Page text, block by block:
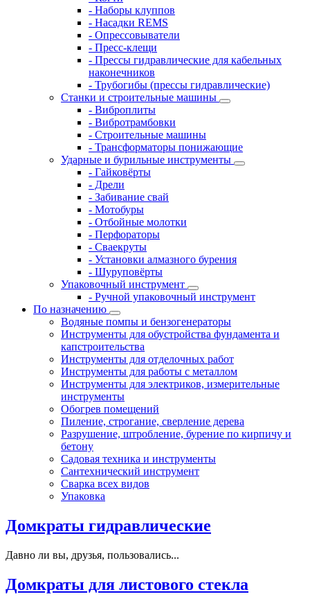
- Наборы клуппов
- Насадки REMS
- Опрессовыватели
- Пресс-клещи
- Прессы гидравлические для кабельных
наконечников
- Трубогибы (прессы гидравлические)
Станки и строительные машины
- Виброплиты
- Вибротрамбовки
- Строительные машины
- Трансформаторы понижающие
Ударные и бурильные инструменты
- Гайковёрты
- Дрели
- Забивание свай
- Мотобуры
- Отбойные молотки
- Перфораторы
- Сваекруты
- Установки алмазного бурения
- Шуруповёрты
Упаковочный инструмент
- Ручной упаковочный инструмент
По назначению
Водяные помпы и бензогенераторы
Инструменты для обустройства фундамента и
капстроительства
Инструменты для отделочных работ
Инструменты для работы с металлом
Инструменты для электриков, измерительные
инструменты
Обогрев помещений
Пиление, строгание, сверление дерева
Разрушение, штробление, бурение по кирпичу и
бетону
Садовая техника и инструменты
Сантехнический инструмент
Сварка всех видов
Упаковка
Домкраты гидравлические
Давно ли вы, друзья, пользовались...
Домкраты для листового стекла